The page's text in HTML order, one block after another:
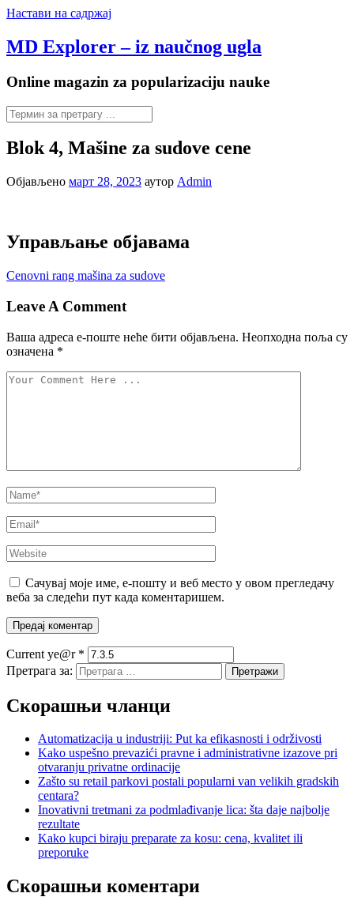
Настави на садржај
MD Explorer – iz naučnog ugla
Online magazin za popularizaciju nauke
Blok 4, Mašine za sudove cene
Објављено март 28, 2023 аутор Admin
Управљање објавама
Cenovni rang mašina za sudove
Leave A Comment
Ваша адреса е-поште неће бити објављена. Неопходна поља су
означена *
Сачувај моје име, е-пошту и веб место у овом прегледачу
веба за следећи пут када коментаришем.
Current ye@r *
Претрага за:
Скорашњи чланци
Automatizacija u industriji: Put ka efikasnosti i održivosti
Kako uspešno prevazići pravne i administrativne izazove pri
otvaranju privatne ordinacije
Zašto su retail parkovi postali popularni van velikih gradskih
centara?
Inovativni tretmani za podmlađivanje lica: šta daje najbolje
rezultate
Kako kupci biraju preparate za kosu: cena, kvalitet ili
preporuke
Скорашњи коментари